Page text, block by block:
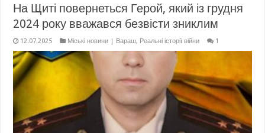
На Щиті повернеться Герой, який із грудня
2024 року вважався безвісти зниклим
12.07.2025 Міські новини | Вараш, Реальні історії війни 1